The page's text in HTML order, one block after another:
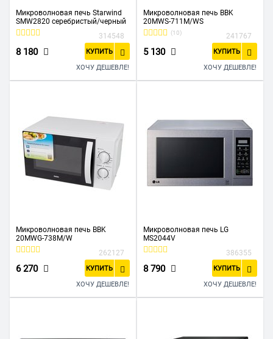
Микроволновая печь Starwind
SMW2820 серебристый/черный
314548
8 180 КУПИТЬ
ХОЧУ ДЕШЕВЛЕ!
Микроволновая печь BBK
20MWS-711M/WS
(10) 241767
5 130 КУПИТЬ
ХОЧУ ДЕШЕВЛЕ!
Микроволновая печь BBK
20MWG-738M/W
262127
6 270 КУПИТЬ
ХОЧУ ДЕШЕВЛЕ!
Микроволновая печь LG
MS2044V
386355
8 790 КУПИТЬ
ХОЧУ ДЕШЕВЛЕ!